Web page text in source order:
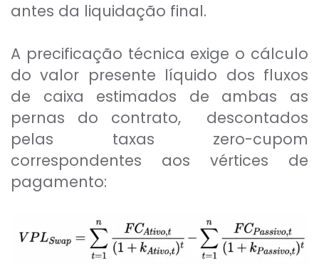
antes da liquidação final.
A precificação técnica exige o cálculo
do valor presente líquido dos fluxos
de caixa estimados de ambas as
pernas do contrato, descontados
pelas taxas zero-cupom
correspondentes aos vértices de
pagamento: